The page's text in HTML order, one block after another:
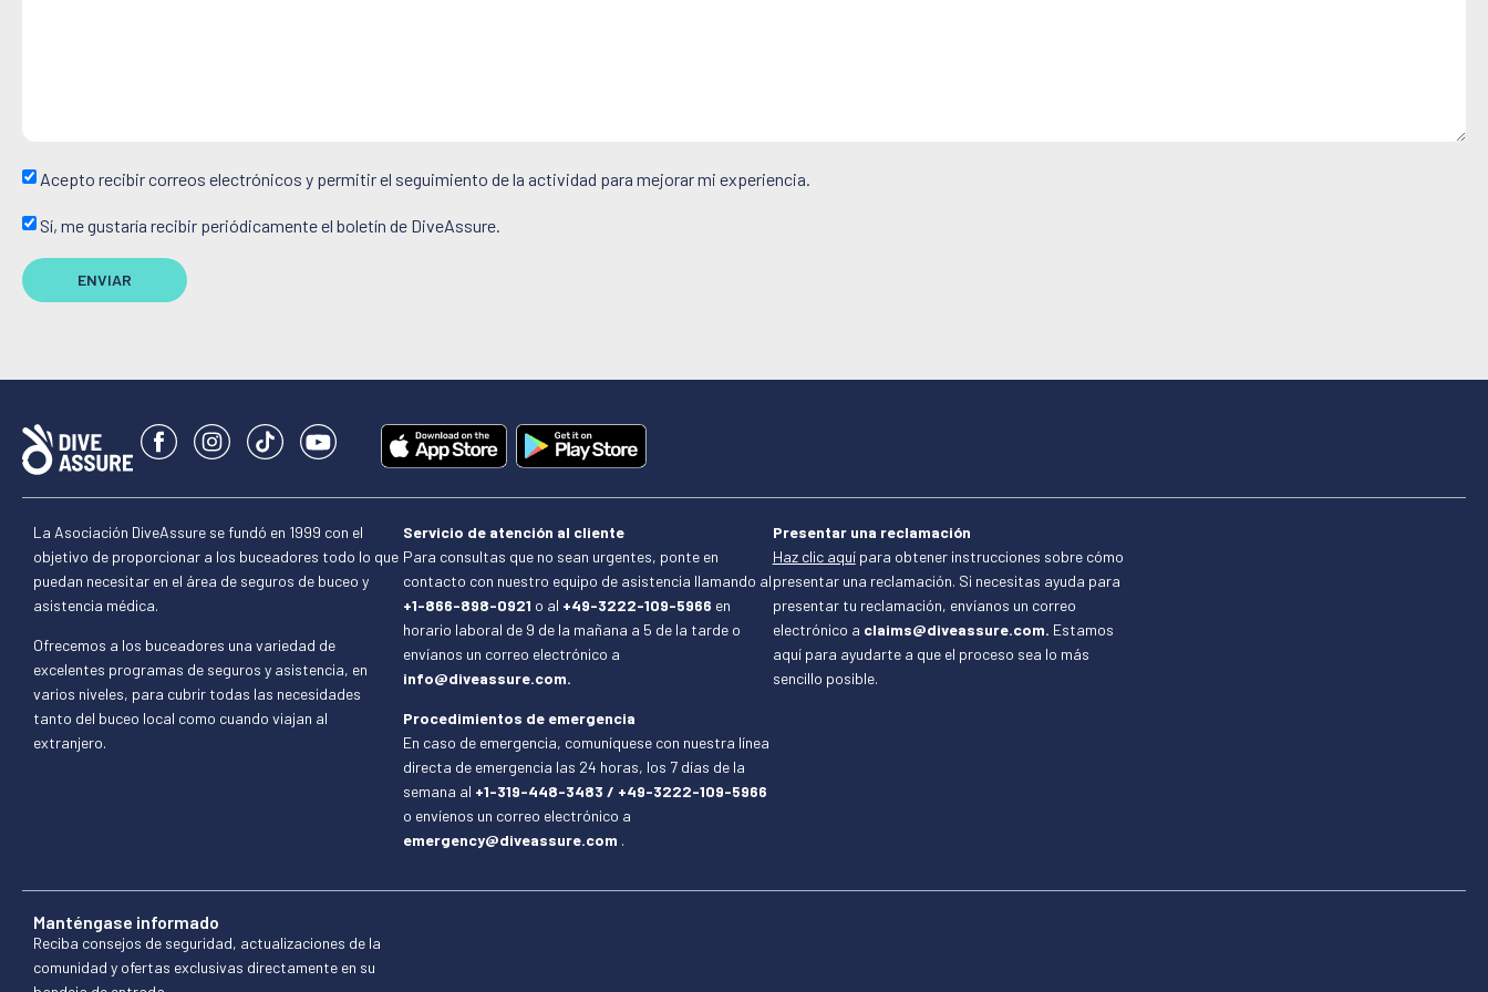
Acepto recibir correos electrónicos y permitir el seguimiento de la actividad para mejorar mi experiencia.
Sí, me gustaría recibir periódicamente el boletín de DiveAssure.
ENVIAR
La Asociación DiveAssure se fundó en 1999 con el
objetivo de proporcionar a los buceadores todo lo que
puedan necesitar en el área de seguros de buceo y
asistencia médica.
Ofrecemos a los buceadores una variedad de
excelentes programas de seguros y asistencia, en
varios niveles, para cubrir todas las necesidades
tanto del buceo local como cuando viajan al
extranjero.
Servicio de atención al cliente
Para consultas que no sean urgentes, ponte en
contacto con nuestro equipo de asistencia llamando al
+1-866-898-0921 o al +49-3222-109-5966 en
horario laboral de 9 de la mañana a 5 de la tarde o
envíanos un correo electrónico a
info@diveassure.com.
Procedimientos de emergencia
En caso de emergencia, comuníquese con nuestra línea
directa de emergencia las 24 horas, los 7 días de la
semana al +1-319-448-3483 / +49-3222-109-5966
o envíenos un correo electrónico a
emergency@diveassure.com .
Presentar una reclamación
Haz clic aquípara obtener instrucciones sobre cómo
presentar una reclamación. Si necesitas ayuda para
presentar tu reclamación, envíanos un correo
electrónico a claims@diveassure.com. Estamos
aquí para ayudarte a que el proceso sea lo más
sencillo posible.
Manténgase informado
Reciba consejos de seguridad, actualizaciones de la
comunidad y ofertas exclusivas directamente en su